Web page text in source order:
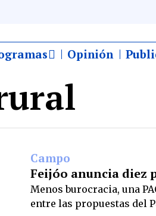
Opinión
Campo
Feijóo anuncia diez
Menos burocracia, una
entre las propuestas del